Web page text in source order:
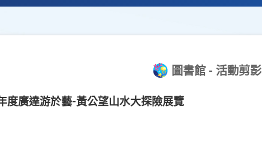
圖書館 - 活動剪影
度廣達游於藝-黃公望山水大探險展覽